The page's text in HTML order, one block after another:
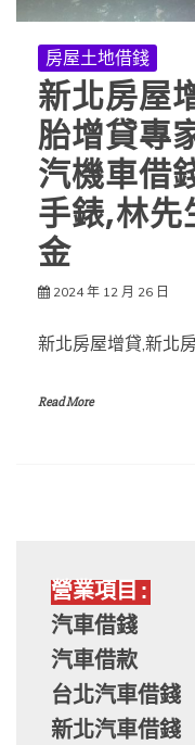
房屋土地借錢
新北房屋
胎增貸專
汽機車借
手錶,林先
金
2024 年 12 月 26 日
新北房屋增貸,新北
Read More
營業項目:
汽車借錢
汽車借款
台北汽車借錢
新北汽車借錢